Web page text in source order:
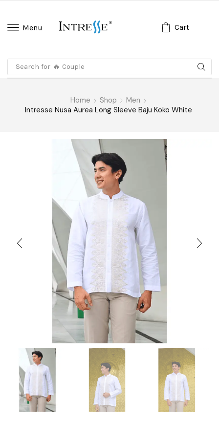
Menu Cart
Search for 🔥 Couple
Home Shop
Men
Intresse Nusa Aurea Long Sleeve Baju Koko White